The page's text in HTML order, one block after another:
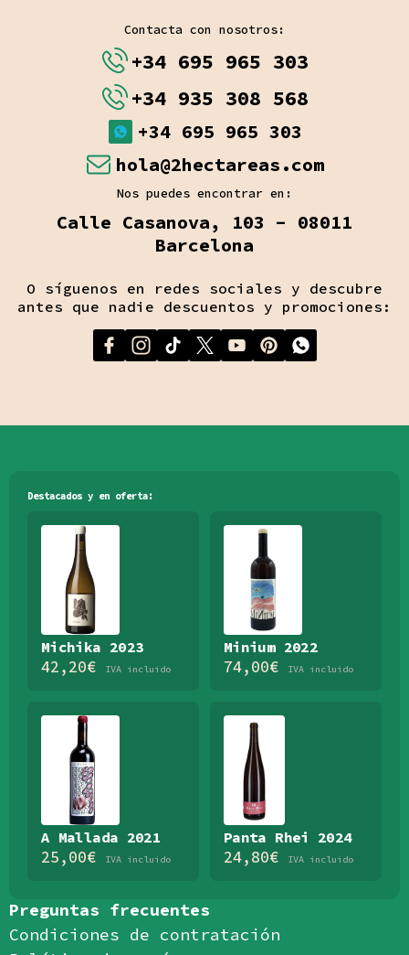
Contacta con nosotros:
+34 695 965 303
+34 935 308 568
+34 695 965 303
hola@2hectareas.com
Nos puedes encontrar en:
Calle Casanova, 103 - 08011
Barcelona
O síguenos en redes sociales y descubre
antes que nadie descuentos y promociones:
Preguntas frecuentes
Condiciones de contratación
Destacados y en oferta:
Michika 2023
42,20€ IVA incluido
Minium 2022
74,00€ IVA incluido
A Mallada 2021
25,00€ IVA incluido
Panta Rhei 2024
24,80€ IVA incluido